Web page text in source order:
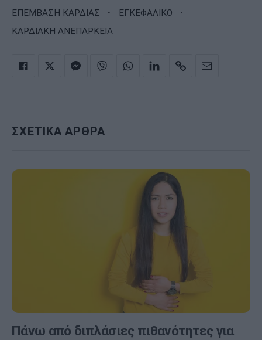
ΕΠΕΜΒΑΣΗ ΚΑΡΔΙΑΣ · ΕΓΚΕΦΑΛΙΚΟ ·
ΚΑΡΔΙΑΚΗ ΑΝΕΠΑΡΚΕΙΑ
ΣΧΕΤΙΚΑ ΑΡΘΡΑ
Πάνω από διπλάσιες πιθανότητες για